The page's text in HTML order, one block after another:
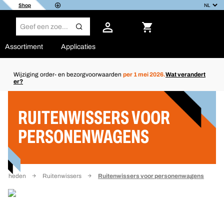
Shop
Assortiment Applicaties
Wijziging order- en bezorgvoorwaarden per 1 mei 2026.Wat verandert
er?
RUITENWISSERS VOOR
PERSONENWAGENS
Ruitenwissers Ruitenwissers voor personenwagens